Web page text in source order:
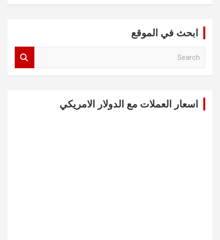
ابحث في الموقع
اسعار العملات مع الدولار الامريكي